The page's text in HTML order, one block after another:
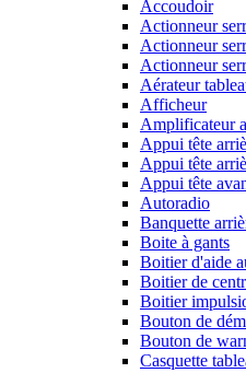
Accoudoir
Actionneur
Actionneur
Actionneur
Aérateur
Afficheur
Amplificateur
Appui tête
Appui tête
Appui tête
Autoradio
Banquette
Boite à gants
Boitier d'aide
Boitier de
Boitier
Bouton de
Bouton de
Casquette